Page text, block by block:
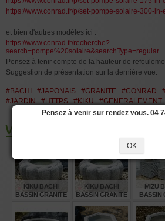
https://www.conrad.fr/p/set-pompe-solaire-300-
et bien d'autres modèles ici :
https://www.conrad.fr/recherche?
search=pompe%20solaire&searchType=regular
Pensez à tenir compte de la hauteur de
Suggestion de présentation sur la dernière vue.
#BACHI #JAPONAIS #GRANITE #CONRAD
#JARDIN
#HTTPS #KIKU #GENERALEMENT
Vous aimerez aussi les produits
KIKU BACHI
BASSIN GRANITE
KIKU BACHI
BASSIN GRANITE
MIZU
BASSIN
Pensez à venir sur rendez vous. 04
OK